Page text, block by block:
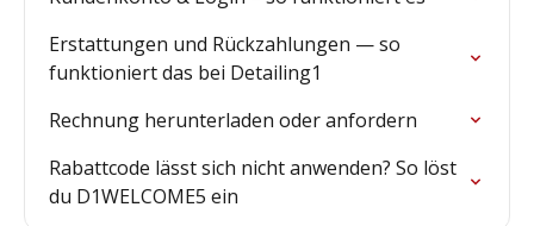
Erstattungen und Rückzahlungen — so
funktioniert das bei Detailing1
Rechnung herunterladen oder anfordern
Rabattcode lässt sich nicht anwenden? So löst
du D1WELCOME5 ein